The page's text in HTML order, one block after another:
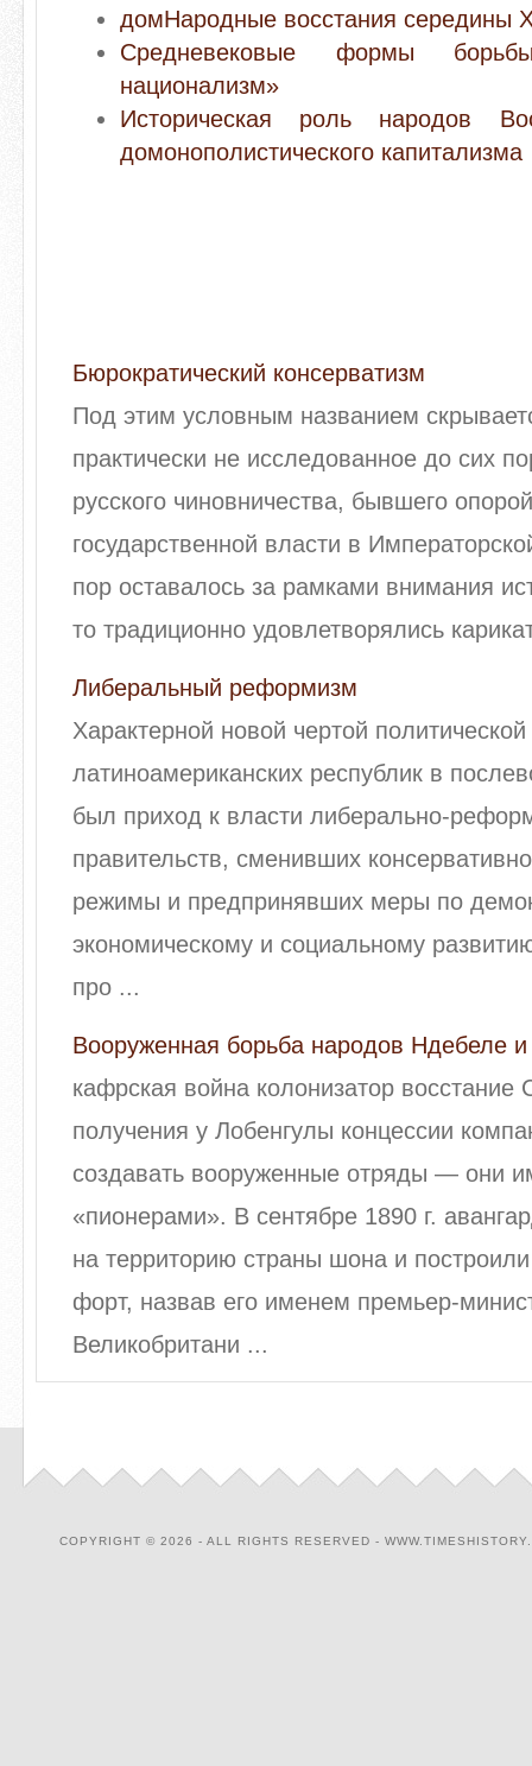
домНародные восстания середины
Средневековые формы
национализм»
Историческая роль народов
домонополистического капитализма
Бюрократический консерватизм
Под этим условным названием
практи­чески не исследованное до сих
русского чи­новничества, бывшего
государственной власти в
пор оставалось за рамками внимания
то традиционно удовлетворялись
Либеральный реформизм
Характерной новой чертой
латиноамериканских республик в
был приход к власти либерально-
правительств, сменивших
режимы и предпринявших меры по
экономическому и социальному
про ...
Вооруженная борьба народов Ндебеле
кафрская война колонизатор восстание
получения у Лобенгулы концессии
создавать вооруженные отряды — они
«пионерами». В сентябре 1890 г.
на территорию страны шона и
форт, назвав его именем премьер-
Великобритани ...
COPYRIGHT © 2026 - ALL RIGHTS RESERVED -